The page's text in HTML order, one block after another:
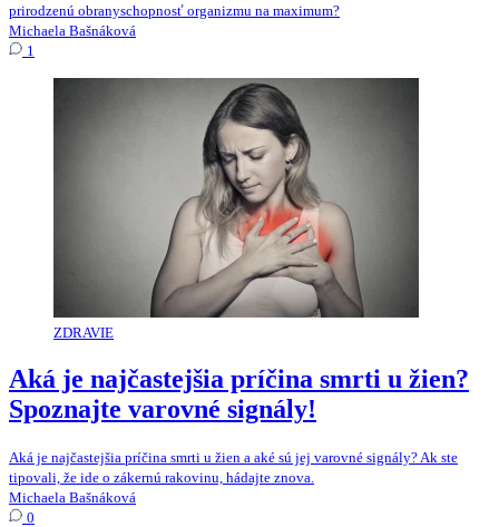
prirodzenú obranyschopnosť organizmu na maximum?
Michaela Bašnáková
1
ZDRAVIE
Aká je najčastejšia príčina smrti u žien?
Spoznajte varovné signály!
Aká je najčastejšia príčina smrti u žien a aké sú jej varovné signály? Ak ste
tipovali, že ide o zákernú rakovinu, hádajte znova.
Michaela Bašnáková
0